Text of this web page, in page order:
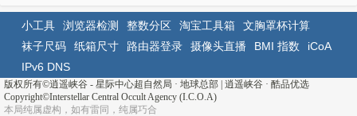
小工具 浏览器检测 整数分区 淘宝工具箱
文胸罩杯计算
袜子尺码
纸箱尺寸 路由器登录 摄像头直播 BMI 指数
iCoA
IPv6 DNS
版权所有©逍遥峡谷 - 星际中心超自然局 · 地球总部 逍遥峡谷 · 酷品优选
Copyright©Interstellar Central Occult Agency (I.C.O.A)
本局纯属虚构，如有雷同，纯属巧合